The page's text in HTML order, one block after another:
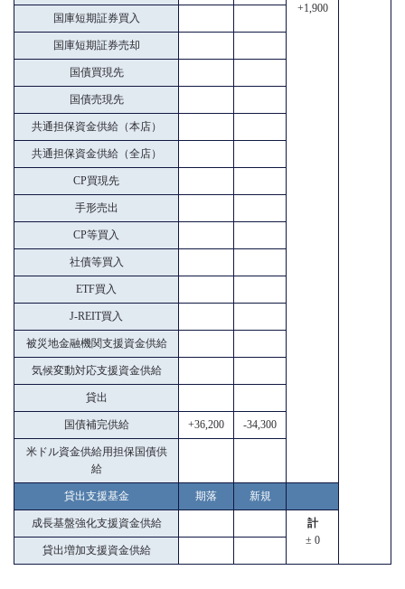
+1,900
国庫短期証券買入
国庫短期証券売却
国債買現先
国債売現先
共通担保資金供給（本店）
共通担保資金供給（全店）
CP買現先
手形売出
CP等買入
社債等買入
ETF買入
J-REIT買入
被災地金融機関支援資金供給
気候変動対応支援資金供給
貸出
国債補完供給 +36,200 -34,300
米ドル資金供給用担保国債供
給
貸出支援基金 期落 新規
成長基盤強化支援資金供給
計
± 0
貸出増加支援資金供給